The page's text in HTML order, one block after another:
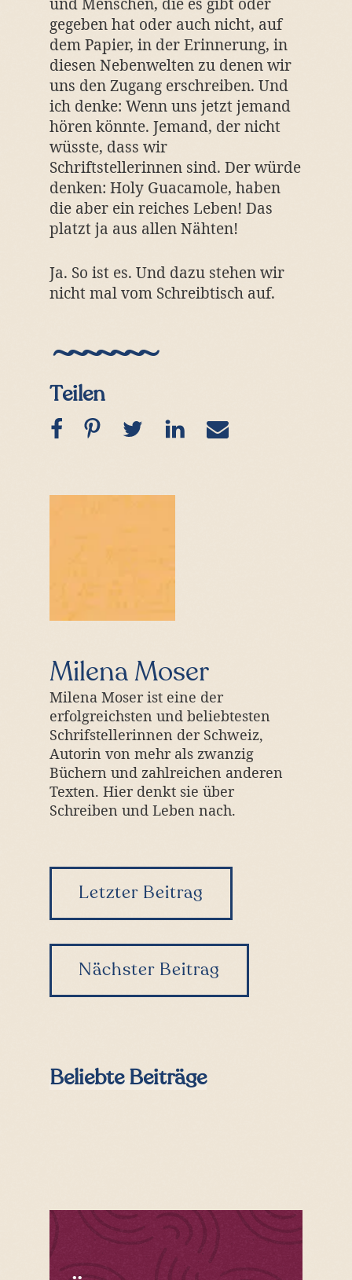
gegeben hat oder auch nicht, auf
dem Papier, in der Erinnerung, in
diesen Nebenwelten zu denen wir
uns den Zugang erschreiben. Und
ich denke: Wenn uns jetzt jemand
hören könnte. Jemand, der nicht
wüsste, dass wir
Schriftstellerinnen sind. Der würde
denken: Holy Guacamole, haben
die aber ein reiches Leben! Das
platzt ja aus allen Nähten!
Ja. So ist es. Und dazu stehen wir
nicht mal vom Schreibtisch auf.
Teilen(Link
neuem
Milena Moser
Milena Moser ist eine der
erfolgreichsten und beliebtesten
Schrifstellerinnen der Schweiz,
Autorin von mehr als zwanzig
Büchern und zahlreichen anderen
Texten. Hier denkt sie über
Schreiben und Leben nach.
Pagination
Letzter Beitrag
Nächster Beitrag
sidebar
Beliebte Beiträge